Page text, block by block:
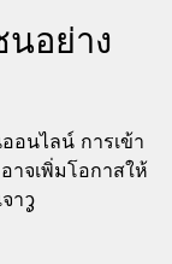
อย่าง
อนไลน์ การเข้า
าจเพิ่มโอกาสให้
าᧆ